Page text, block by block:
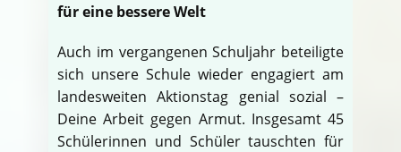
für eine bessere Welt
Auch im vergangenen Schuljahr beteiligte
sich unsere Schule wieder engagiert am
landesweiten Aktionstag genial sozial –
Deine Arbeit gegen Armut. Insgesamt 45
Schülerinnen und Schüler tauschten für